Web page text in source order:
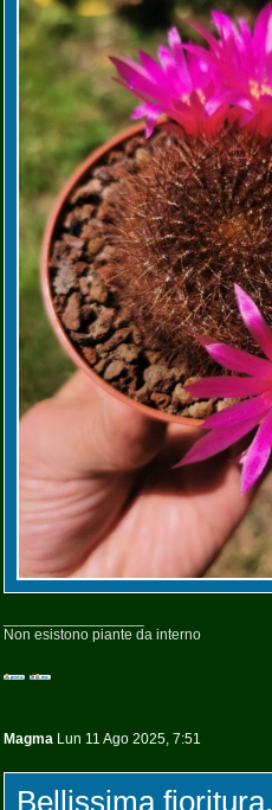
Non esistono piante da interno
Magma Lun 11 Ago 2025, 7:51
Bellissima fioritura.